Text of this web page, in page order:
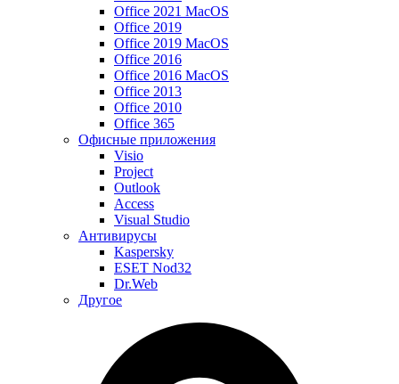
Office 2021 MacOS
Office 2019
Office 2019 MacOS
Office 2016
Office 2016 MacOS
Office 2013
Office 2010
Office 365
Офисные приложения
Visio
Project
Outlook
Access
Visual Studio
Антивирусы
Kaspersky
ESET Nod32
Dr.Web
Другое